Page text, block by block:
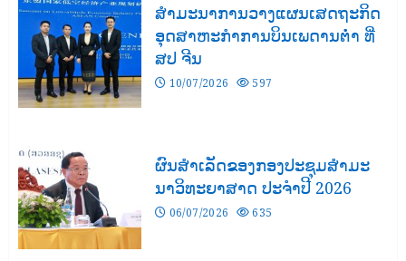
ສຳມະນາການວາງແຜນເສດຖະກິດ
ອຸດສາຫະກຳການບິນເພດານຕ່ຳ ທີ່
ສປ ຈີນ
10/07/2026 597
ຜົນສໍາເລັດຂອງກອງປະຊຸມສຳມະ
ນາວິທະຍາສາດ ປະຈຳປີ 2026
06/07/2026 635